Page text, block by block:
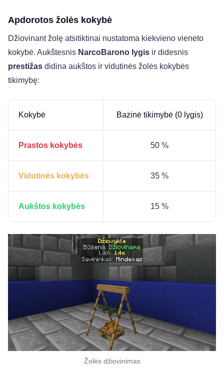
Apdorotos žolės kokybė
Džiovinant žolę atsitiktinai nustatoma kiekvieno vieneto
kokybė. Aukštesnis NarcoBarono lygis ir didesnis
prestižas didina aukštos ir vidutinės žolės kokybės
tikimybę:
Kokybė Bazinė tikimybė (0 lygis)
Prastos kokybės 50 %
Vidutinės kokybės 35 %
Aukštos kokybės 15 %
Žolės džiovinimas